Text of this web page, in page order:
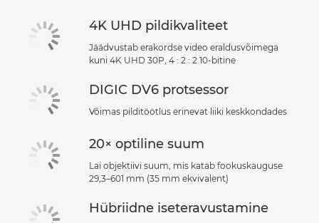
4K UHD pildikvaliteet
Jäädvustab erakordse video eraldusvõimega
kuni 4K UHD 30P, 4 : 2 : 2 10-bitine
DIGIC DV6 protsessor
Võimas pilditöötlus erinevat liiki keskkondades
20× optiline suum
Lai objektiivi suum, mis katab fookuskauguse
29,3–601 mm (35 mm ekvivalent)
Hübriidne iseteravustamine